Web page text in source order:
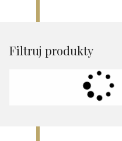
Filtruj produkty